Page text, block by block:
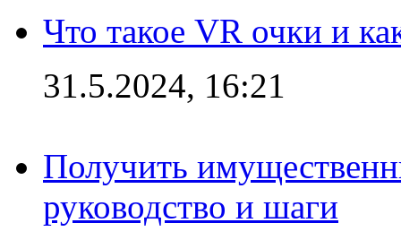
Что такое VR очки и
31.5.2024, 16:21
Получить
руководство и шаги